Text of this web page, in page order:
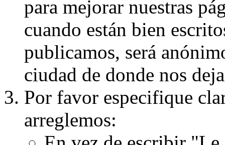
para mejorar nuestras
cuando están bien
publicamos, será
ciudad de donde nos
Por favor especifique
arreglemos: